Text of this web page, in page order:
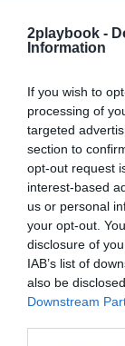
2playbook -
Information
If you wish to
processing of
targeted
section to
opt-out request
interest-based
us or personal
your opt-out.
disclosure of
IAB’s list of
also be
Downstream
todos los
música en
fútbol y
tipología de
valor
quieres más
través de
Añadir
de forma
Mantente
Compartir